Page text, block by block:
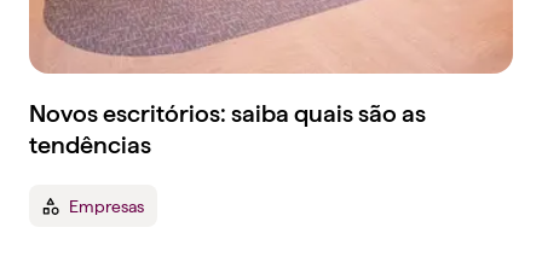
Novos escritórios: saiba quais são as
tendências
Empresas